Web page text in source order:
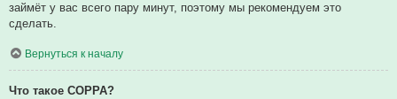
займёт у вас всего пару минут, поэтому мы рекомендуем это
сделать.
Вернуться к началу
Что такое COPPA?